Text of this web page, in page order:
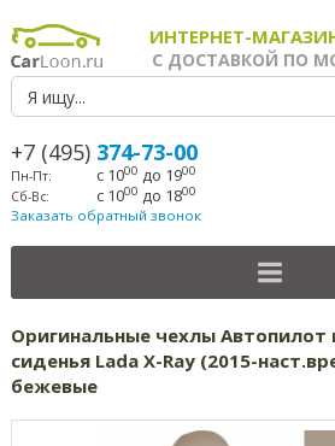
ИНТЕРНЕТ-
С ДОСТАВКОЙ ПО
+7 (495) 374-73-00
Пн-Пт: с 1000 до 1900
Сб-Вс: с 1000 до 1800
Заказать обратный звонок
Оригинальные чехлы Автопилот
сиденья Lada X-Ray (2015-
бежевые